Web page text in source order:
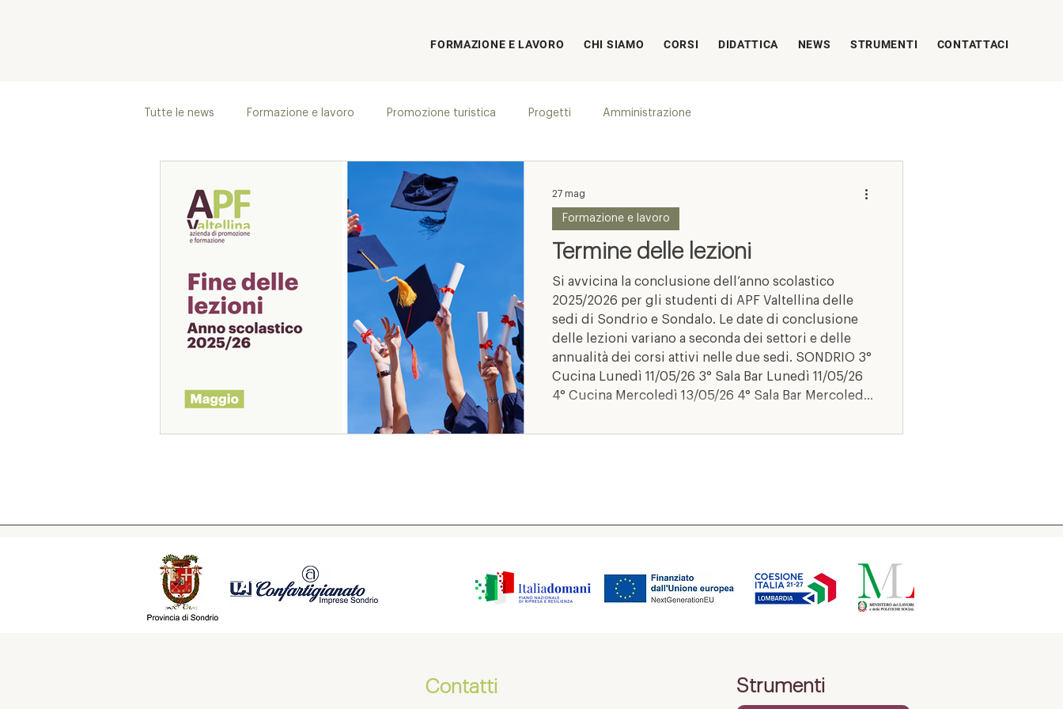
FORMAZIONE E LAVORO CHI SIAMO CORSI DIDATTICA NEWS STRUMENTI CONTATTACI
Tutte le news Formazione e lavoro Promozione turistica Progetti Amministrazione
Termine delle lezioni
Si avvicina la conclusione dell’anno scolastico
2025/2026 per gli studenti di APF Valtellina delle
sedi di Sondrio e Sondalo. Le date di conclusione
delle lezioni variano a seconda dei settori e delle
annualità dei corsi attivi nelle due sedi. SONDRIO 3°
Cucina Lunedì 11/05/26 3° Sala Bar Lunedì 11/05/26
4° Cucina Mercoledì 13/05/26 4° Sala Bar Mercoledì
Acconciatura Giovedì 14/05/26 4° Estetica
Formazione e lavoro
27 mag
Contatti Strumenti